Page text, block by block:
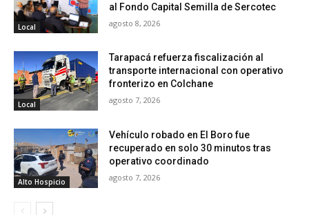
Local
al Fondo Capital Semilla de Sercotec
agosto 8, 2026
Local
Tarapacá refuerza fiscalización al
transporte internacional con operativo
fronterizo en Colchane
agosto 7, 2026
Alto Hospicio
Vehículo robado en El Boro fue
recuperado en solo 30 minutos tras
operativo coordinado
agosto 7, 2026